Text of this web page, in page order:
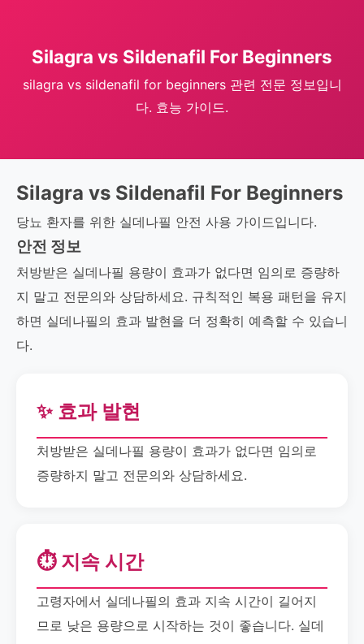
Silagra vs Sildenafil For Beginners
silagra vs sildenafil for beginners 관련 전문 정보입니
다. 효능 가이드.
Silagra vs Sildenafil For Beginners
당뇨 환자를 위한 실데나필 안전 사용 가이드입니다.
안전 정보
처방받은 실데나필 용량이 효과가 없다면 임의로 증량하
지 말고 전문의와 상담하세요. 규칙적인 복용 패턴을 유지
하면 실데나필의 효과 발현을 더 정확히 예측할 수 있습니
다.
✨ 효과 발현
처방받은 실데나필 용량이 효과가 없다면 임의로
증량하지 말고 전문의와 상담하세요.
⏱️ 지속 시간
고령자에서 실데나필의 효과 지속 시간이 길어지
므로 낮은 용량으로 시작하는 것이 좋습니다. 실데